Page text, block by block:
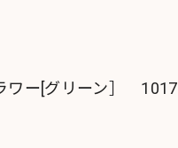
ワー[グリーン］ 1017